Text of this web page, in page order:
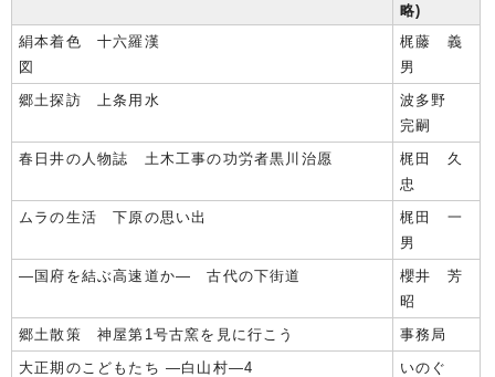
略)
絹本着色 十六羅漢
図
梶藤 義
男
郷土探訪 上条用水
波多野
完嗣
春日井の人物誌 土木工事の功労者黒川治愿
梶田 久
忠
ムラの生活 下原の思い出
梶田 一
男
―国府を結ぶ高速道か― 古代の下街道
櫻井 芳
昭
郷土散策 神屋第1号古窯を見に行こう
事務局
大正期のこどもたち ―白山村―4
いのぐ